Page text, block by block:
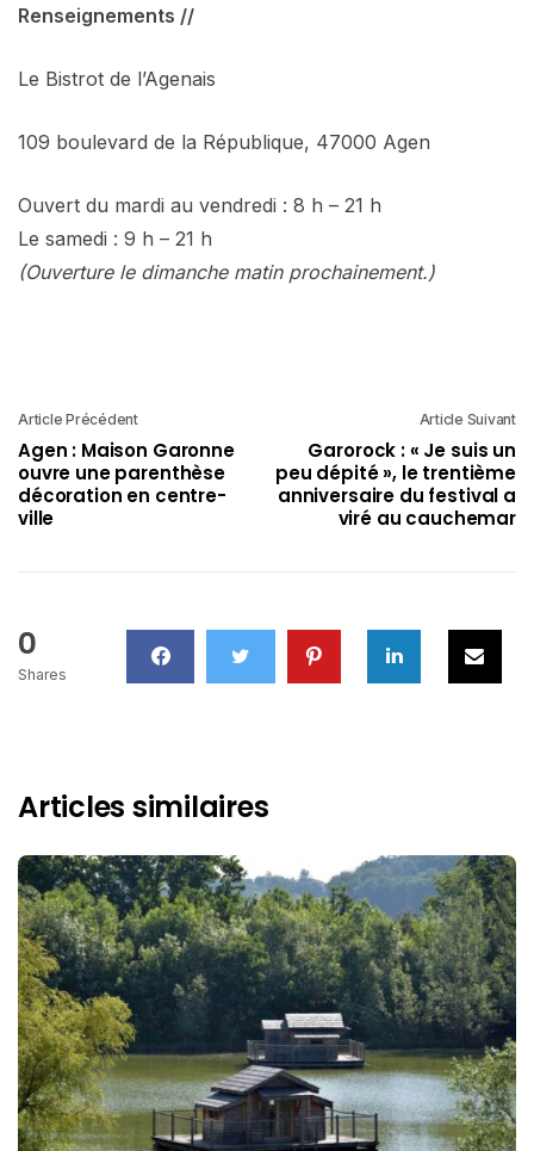
Renseignements //
Le Bistrot de l’Agenais
109 boulevard de la République, 47000 Agen
Ouvert du mardi au vendredi : 8 h – 21 h
Le samedi : 9 h – 21 h
(Ouverture le dimanche matin prochainement.)
Article Précédent
Agen : Maison Garonne
ouvre une parenthèse
décoration en centre-
ville
Article Suivant
Garorock : « Je suis un
peu dépité », le trentième
anniversaire du festival a
viré au cauchemar
0
Shares
Articles similaires